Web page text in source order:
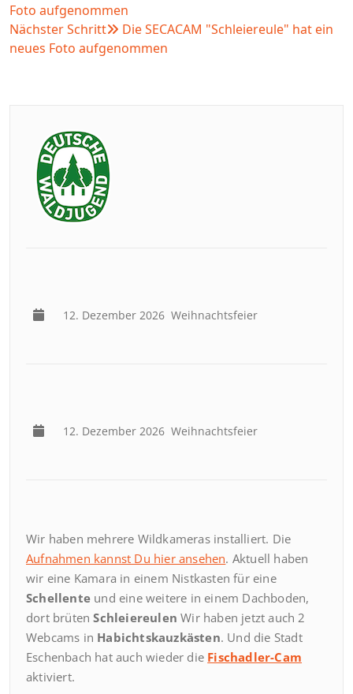
Foto aufgenommen
Nächster Schritt
Die SECACAM "Schleiereule" hat ein
neues Foto aufgenommen
12. Dezember 2026 Weihnachtsfeier
12. Dezember 2026 Weihnachtsfeier
Wir haben mehrere Wildkameras installiert. Die
Aufnahmen kannst Du hier ansehen. Aktuell haben
wir eine Kamara in einem Nistkasten für eine
Schellente und eine weitere in einem Dachboden,
dort brütenSchleiereulen Wir haben jetzt auch 2
Webcams in Habichtskauzkästen. Und die Stadt
Eschenbach hat auch wieder die Fischadler-Cam
aktiviert.